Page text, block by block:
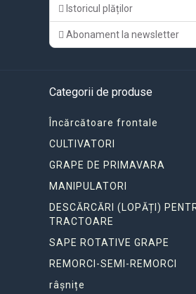
Istoricul plăților
Abonament la newsletter
Categorii de produse
Încărcătoare frontale
CULTIVATORI
GRAPE DE PRIMAVARA
MANIPULATORI
DESCĂRCĂRI (LOPĂȚI)
TRACTOARE
SAPE ROTATIVE GRAPE
REMORCI-SEMI-REMORCI
râșnițe